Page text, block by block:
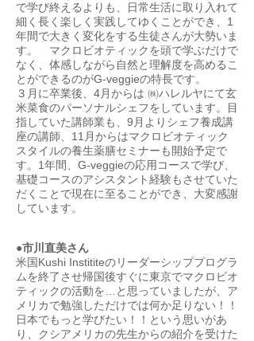
で学び終えるよりも、日常生活に取り入れて
細く長く楽しく実践してゆくことができ、1
年間で大きく変化をする生徒さんが大勢いま
す。 マクロビオティックを頭で学ぶだけで
なく、体感しながら自然と理解度を高めるこ
とができるのがG-veggieの特長です。
３月に卒業後、4月からは ㈱ハレルヤにて玄
米菜食のパーソナルシェフをしています。目
指していた講師業も、9月よりシェフ養成講
座の講師、11月からはマクロビオティック
スタイルの養生薬膳セミナーも開始予定で
す。1年間、G-veggieの応用コースで学び、
基礎コースのアシスタント経験もさせていた
だくことで現在に至ることができ、大変感謝
しています。
●市川直美さん
米国Kushi Instititeのリーダーシッププログラ
ムを終了させ帰国後すぐに東京でマクロビオ
ティックの活動を…と思っていましたが、ア
メリカで勉強しただけでは何か足りない！！
日本でもっと学びたい！！という思いがあ
り、クシアメリカの先生からの紹介を受けた